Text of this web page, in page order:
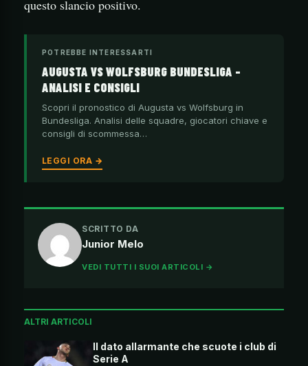
questo slancio positivo.
POTREBBE INTERESSARTI
AUGUSTA VS WOLFSBURG BUNDESLIGA –
ANALISI E CONSIGLI
Scopri il pronostico di Augusta vs Wolfsburg in
Bundesliga. Analisi delle squadre, giocatori chiave e
consigli di scommessa…
LEGGI ORA →
SCRITTO DA
Junior Melo
VEDI TUTTI I SUOI ARTICOLI →
ALTRI ARTICOLI
Il dato allarmante che scuote i club di
Serie A